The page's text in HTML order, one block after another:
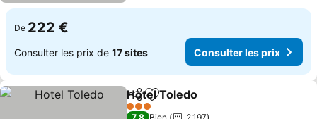
De 222 €
Consulter les prix de 17 sites Consulter les prix
PartagerAjouter à mes favoris
Hotel Toledo
3 Étoiles